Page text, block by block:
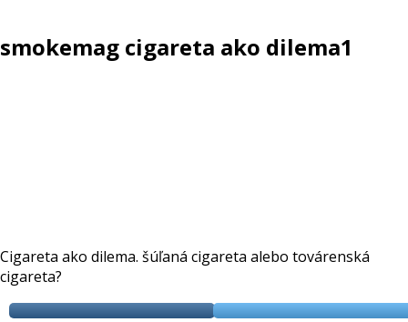
smokemag cigareta ako dilema1
Cigareta ako dilema. šúľaná cigareta alebo továrenská
cigareta?